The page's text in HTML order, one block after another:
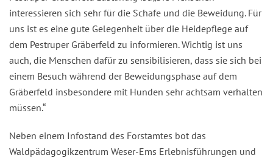
interessieren sich sehr für die Schafe und die Beweidung. Für
uns ist es eine gute Gelegenheit über die Heidepflege auf
dem Pestruper Gräberfeld zu informieren. Wichtig ist uns
auch, die Menschen dafür zu sensibilisieren, dass sie sich bei
einem Besuch während der Beweidungsphase auf dem
Gräberfeld insbesondere mit Hunden sehr achtsam verhalten
müssen.“
Neben einem Infostand des Forstamtes bot das
Waldpädagogikzentrum Weser-Ems Erlebnisführungen und